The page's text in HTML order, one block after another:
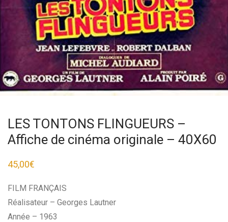
LES TONTONS FLINGUEURS –
Affiche de cinéma originale – 40X60
45,00€
FILM FRANÇAIS
Réalisateur – Georges Lautner
Année – 1963